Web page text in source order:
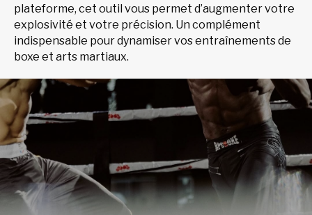
plateforme, cet outil vous permet d’augmenter votre
explosivité et votre précision. Un complément
indispensable pour dynamiser vos entraînements de
boxe et arts martiaux.